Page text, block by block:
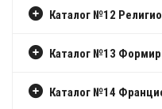
Каталог №12
Каталог №13
Каталог №14